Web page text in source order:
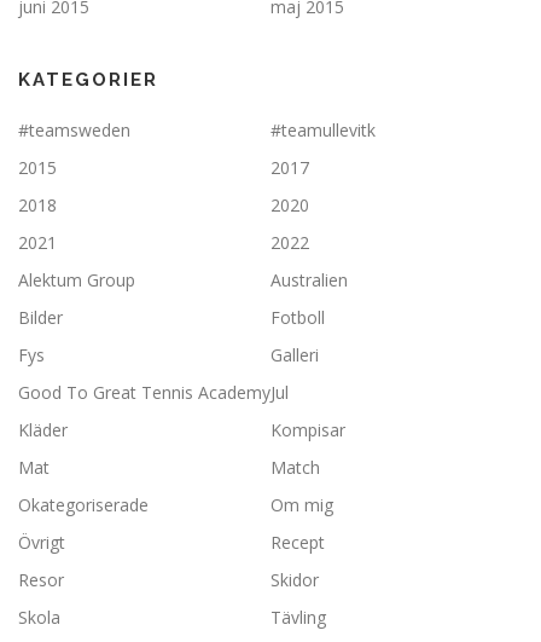
juni 2015 maj 2015
KATEGORIER
#teamsweden
#teamullevitk
2015
2017
2018
2020
2021
2022
Alektum Group
Australien
Bilder
Fotboll
Fys
Galleri
Good To Great Tennis AcademyJul
Kläder
Kompisar
Mat
Match
Okategoriserade
Om mig
Övrigt
Recept
Resor
Skidor
Skola
Tävling